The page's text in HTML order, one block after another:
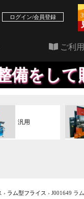
ログイン/会員登録
ご利
して
汎用
› ラム型フライス › J001649 ラ